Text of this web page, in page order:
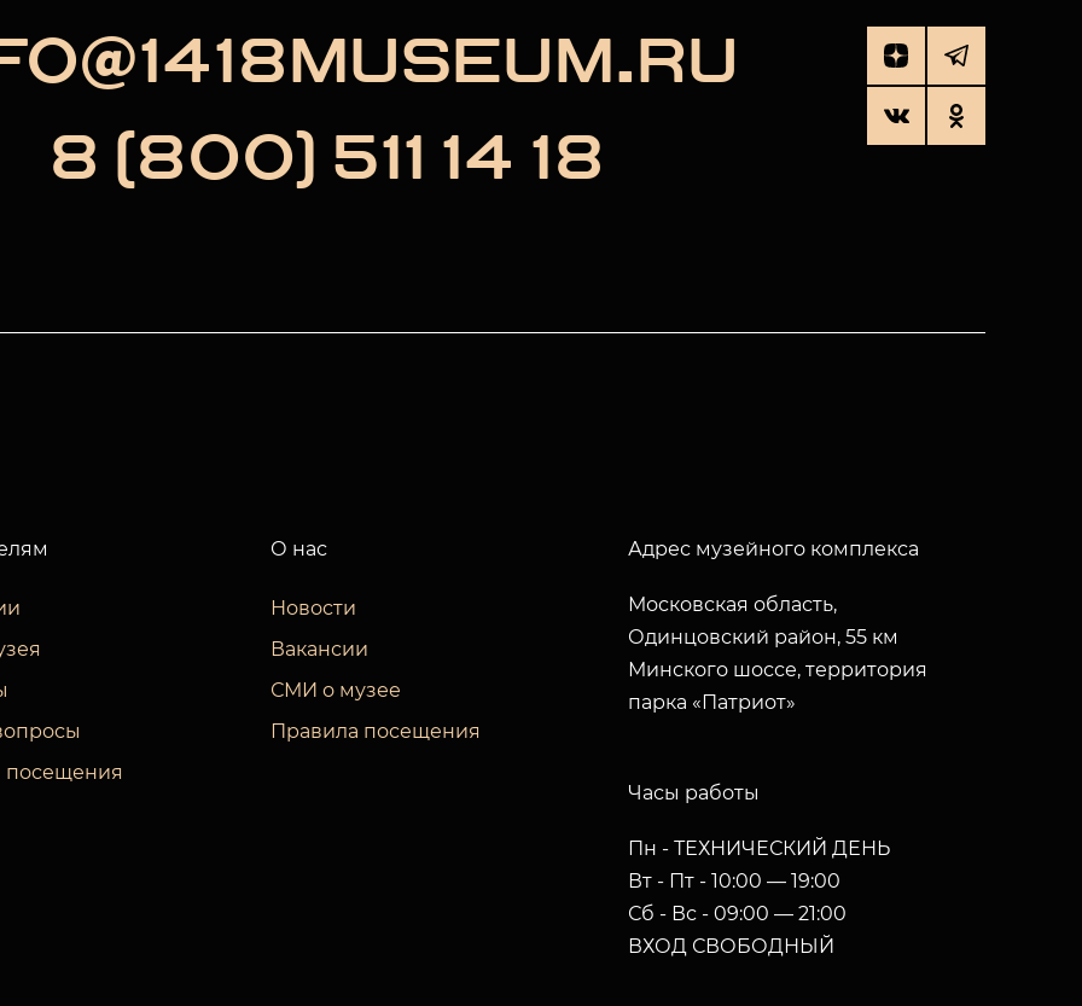
8 (800) 511 14 18
посещения
О нас
Новости
Вакансии
СМИ о музее
Правила посещения
Адрес музейного комплекса
Московская область,
Одинцовский район, 55 км
Минского шоссе, территория
парка «Патриот»
Часы работы
Пн - ТЕХНИЧЕСКИЙ ДЕНЬ
Вт - Пт - 10:00 — 19:00
Сб - Вс - 09:00 — 21:00
ВХОД СВОБОДНЫЙ